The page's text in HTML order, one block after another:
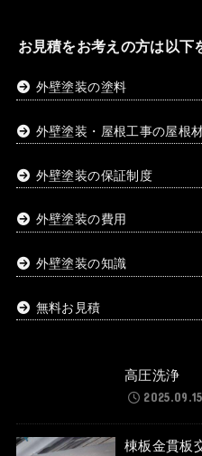
お見積をお考えの方は以下
外壁塗装の塗料
外壁塗装・屋根工事の屋根
外壁塗装の保証制度
外壁塗装の費用
外壁塗装の知識
無料お見積
高圧洗浄
2025.09.15
棟板金貫板